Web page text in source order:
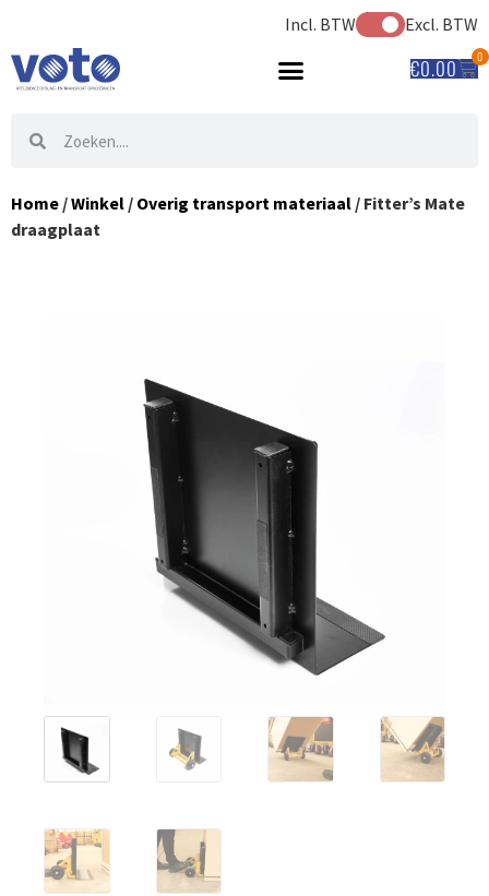
Incl. BTW Excl. BTW
€0.00 0
Home /Winkel / Overig transport materiaal / Fitter’s Mate
draagplaat